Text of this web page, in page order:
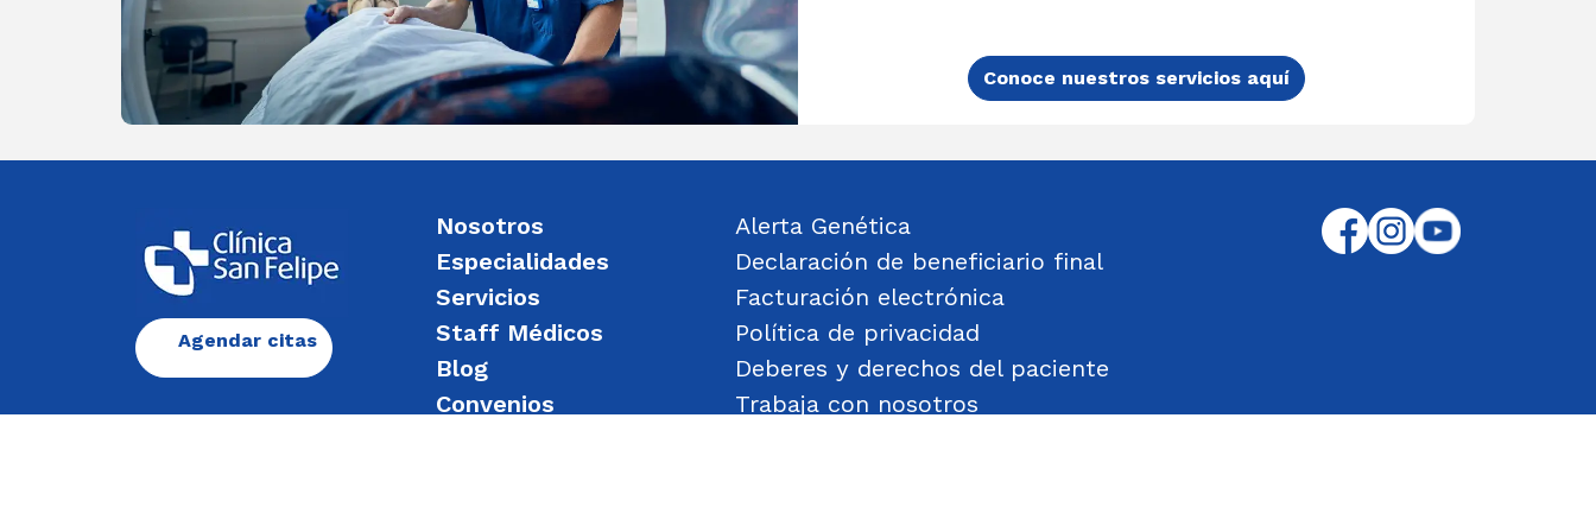
Conoce nuestros servicios aquí
Agendar citas
Nosotros
Especialidades
Servicios
Staff Médicos
Blog
Convenios
Alerta Genética
Declaración de beneficiario final
Facturación electrónica
Política de privacidad
Deberes y derechos del paciente
Trabaja con nosotros